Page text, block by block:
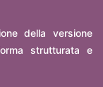
della versione
strutturata e